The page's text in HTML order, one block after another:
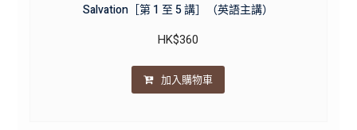
Salvation［第 1 至 5 講］（英語主講）
HK$360
加入購物車